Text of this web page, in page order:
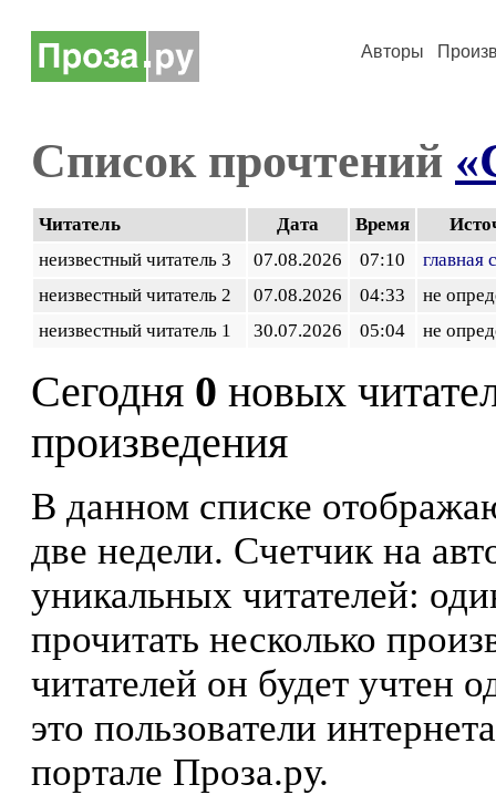
Авторы
Список прочтений
Читатель Дата Время
неизвестный читатель 3
07.08.2026 07:10
главная
неизвестный читатель 2
07.08.2026 04:33
не
неизвестный читатель 1
30.07.2026 05:04 не
Сегодня 0 новых
произведения
В данном списке
две недели. Счетчик на
уникальных читателей:
прочитать несколько
читателей он будет учтен
это пользователи
портале Проза.ру.